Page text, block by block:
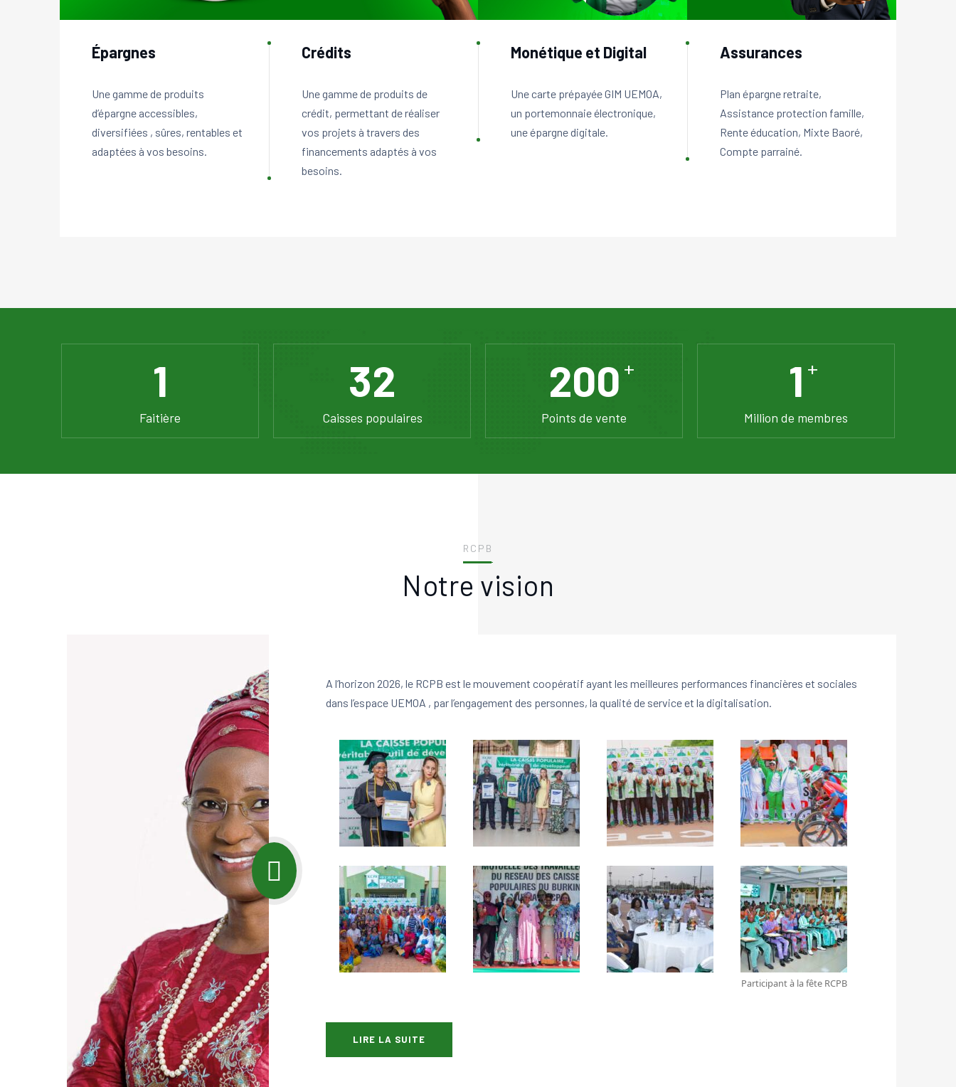
Épargnes
Une gamme de produits
d’épargne accessibles,
diversifiées , sûres, rentables et
adaptées à vos besoins.
Crédits
Une gamme de produits de
crédit, permettant de réaliser
vos projets à travers des
financements adaptés à vos
besoins.
Monétique et Digital
Une carte prépayée GIM UEMOA,
un portemonnaie électronique,
une épargne digitale.
Assurances
Plan épargne retraite,
Assistance protection famille,
Rente éducation, Mixte Baoré,
Compte parrainé.
1
Faitière
32
Caisses populaires
200 +
Points de vente
1 +
Million de membres
RCPB
Notre vision
A l’horizon 2026, le RCPB est le mouvement coopératif ayant les meilleures performances financières et sociales
dans l’espace UEMOA , par l’engagement des personnes, la qualité de service et la digitalisation.
Participant à la fête RCPB
LIRE LA SUITE